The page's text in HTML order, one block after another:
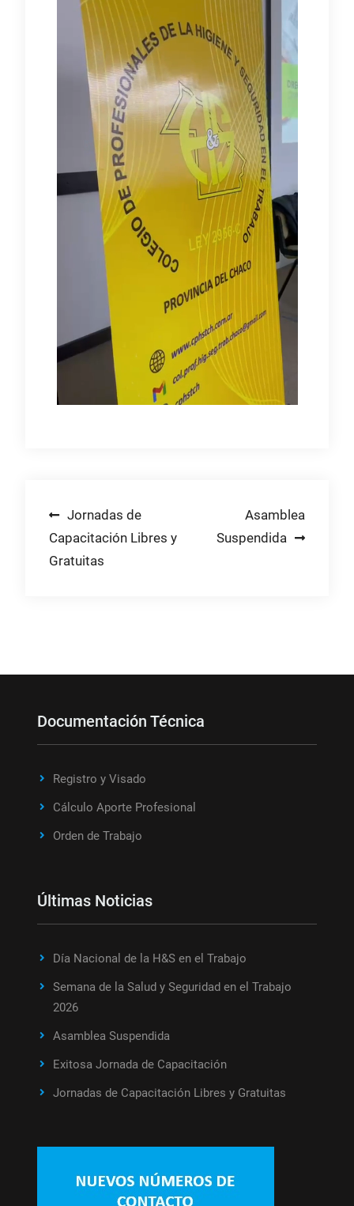
Navegación
de
entradas
Jornadas de
Capacitación Libres y
Gratuitas
Asamblea
Suspendida
Documentación Técnica
Registro y Visado
Cálculo Aporte Profesional
Orden de Trabajo
Últimas Noticias
Día Nacional de la H&S en el Trabajo
Semana de la Salud y Seguridad en el Trabajo
2026
Asamblea Suspendida
Exitosa Jornada de Capacitación
Jornadas de Capacitación Libres y Gratuitas